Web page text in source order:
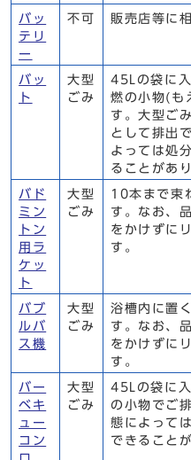
バッ
テリ
ー
不可 販売店等に
バッ
ト
大型
ごみ
45Lの袋に
燃の小物(も
す。大型ご
として排出
よっては処
ることがあ
バド
ミン
トン
用ラ
ケッ
ト
大型
ごみ
10本まで束
す。なお、
をかけずに
す。
バブ
ルバ
ス機
大型
ごみ
浴槽内に置
す。なお、
をかけずに
す。
バー
ベキ
ュー
コン
大型
ごみ
45Lの袋に
の小物でご
態によって
できること